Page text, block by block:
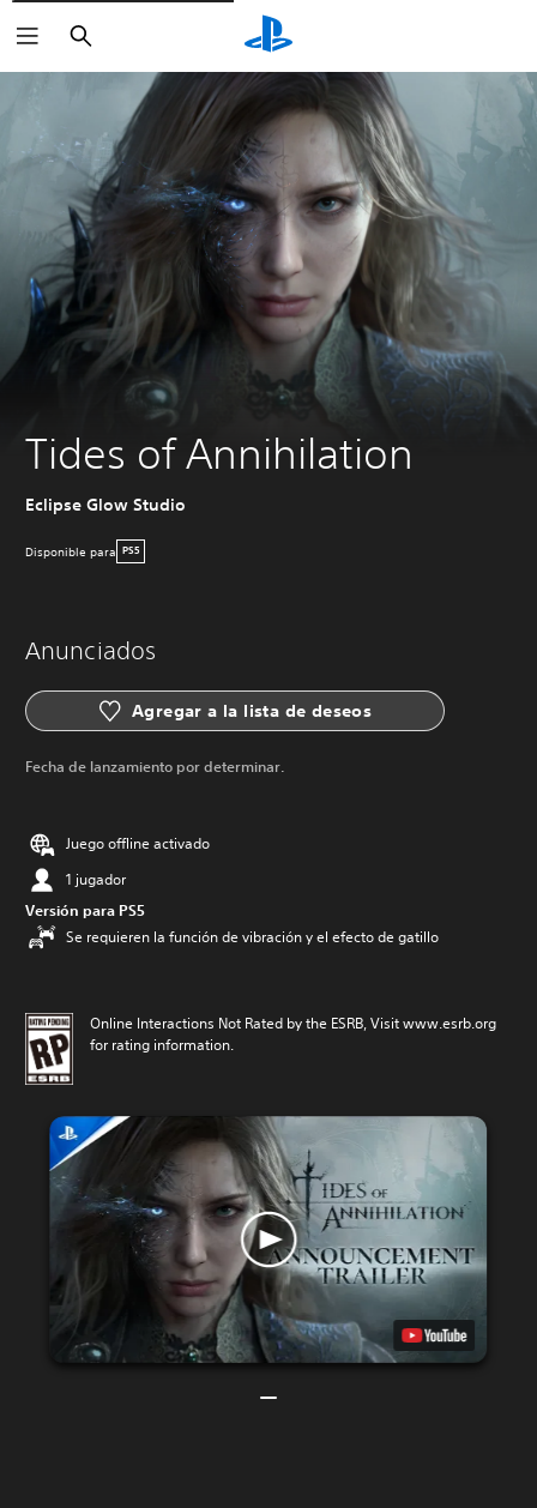
Buscar
Tides of Annihilation
Eclipse Glow Studio
Disponible para PS5
Anunciados
Agregar a la lista de deseos
Fecha de lanzamiento por determinar.
Juego offline activado
1 jugador
Versión para PS5
Se requieren la función de vibración y el efecto de gatillo
Online Interactions Not Rated by the ESRB, Visit www.esrb.org
for rating information.